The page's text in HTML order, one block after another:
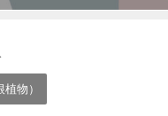
物）